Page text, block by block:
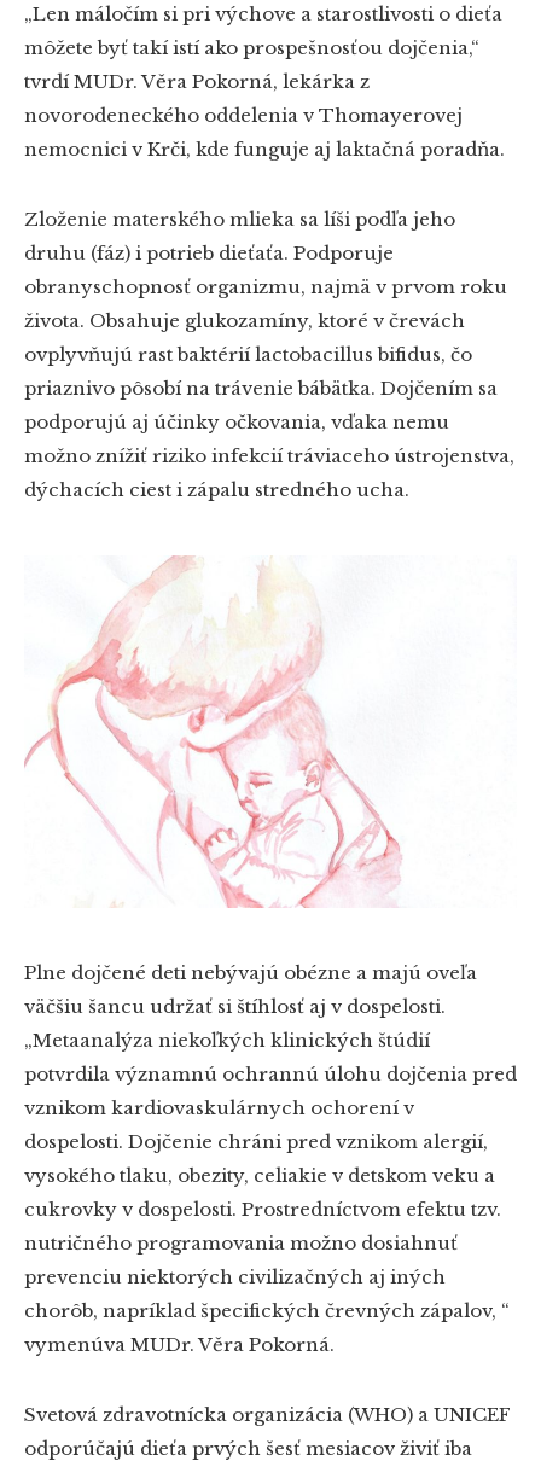
„Len máločím si pri výchove a starostlivosti o dieťa
môžete byť takí istí ako prospešnosťou dojčenia,“
tvrdí MUDr. Věra Pokorná, lekárka z
novorodeneckého oddelenia v Thomayerovej
nemocnici v Krči, kde funguje aj laktačná poradňa.
Zloženie materského mlieka sa líši podľa jeho
druhu (fáz) i potrieb dieťaťa. Podporuje
obranyschopnosť organizmu, najmä v prvom roku
života. Obsahuje glukozamíny, ktoré v črevách
ovplyvňujú rast baktérií lactobacillus bifidus, čo
priaznivo pôsobí na trávenie bábätka. Dojčením sa
podporujú aj účinky očkovania, vďaka nemu
možno znížiť riziko infekcií tráviaceho ústrojenstva,
dýchacích ciest i zápalu stredného ucha.
Plne dojčené deti nebývajú obézne a majú oveľa
väčšiu šancu udržať si štíhlosť aj v dospelosti.
„Metaanalýza niekoľkých klinických štúdií
potvrdila významnú ochrannú úlohu dojčenia pred
vznikom kardiovaskulárnych ochorení v
dospelosti. Dojčenie chráni pred vznikom alergií,
vysokého tlaku, obezity, celiakie v detskom veku a
cukrovky v dospelosti. Prostredníctvom efektu tzv.
nutričného programovania možno dosiahnuť
prevenciu niektorých civilizačných aj iných
chorôb, napríklad špecifických črevných zápalov, “
vymenúva MUDr. Věra Pokorná.
Svetová zdravotnícka organizácia (WHO) a UNICEF
odporúčajú dieťa prvých šesť mesiacov živiť iba